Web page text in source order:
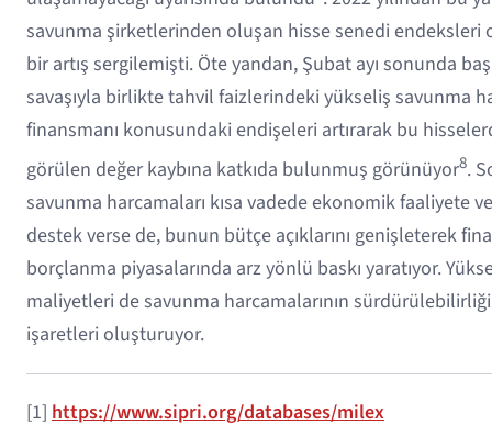
savunma şirketlerinden oluşan hisse senedi endeksleri
bir artış sergilemişti. Öte yandan, Şubat ayı sonunda
savaşıyla birlikte tahvil faizlerindeki yükseliş savunma
finansmanı konusundaki endişeleri artırarak bu
görülen değer kaybına katkıda bulunmuş görünüyor8.
savunma harcamaları kısa vadede ekonomik faaliyete
destek verse de, bunun bütçe açıklarını genişleterek
borçlanma piyasalarında arz yönlü baskı yaratıyor.
maliyetleri de savunma harcamalarının
işaretleri oluşturuyor.
[1] https://www.sipri.org/databases/milex